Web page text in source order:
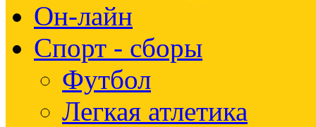
Он-лайн
Спорт - сборы
Футбол
Легкая атлетика